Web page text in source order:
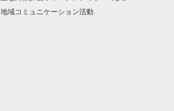
地域コミュニケーション活動